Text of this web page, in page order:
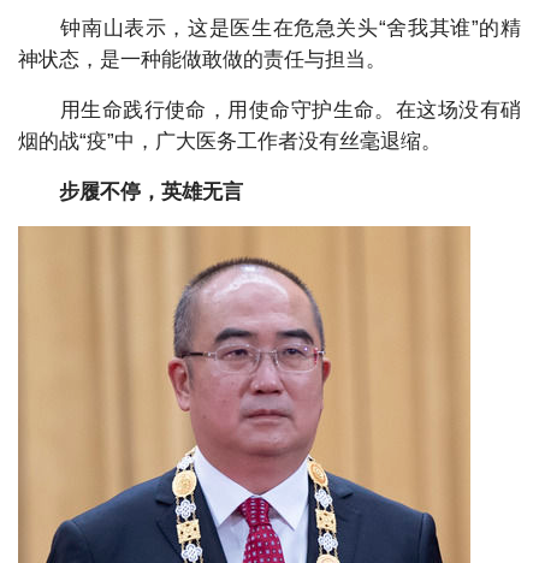
钟南山表示，这是医生在危急关头“舍我其谁”的精
神状态，是一种能做敢做的责任与担当。
用生命践行使命，用使命守护生命。在这场没有硝
烟的战“疫”中，广大医务工作者没有丝毫退缩。
步履不停，英雄无言